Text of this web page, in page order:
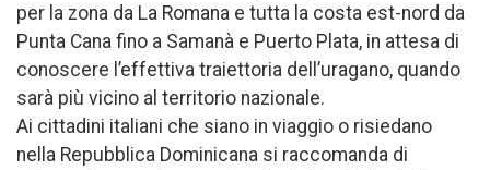
per la zona da La Romana e tutta la costa est-nord da
Punta Cana fino a Samanà e Puerto Plata, in attesa di
conoscere l’effettiva traiettoria dell’uragano, quando
sarà più vicino al territorio nazionale.
Ai cittadini italiani che siano in viaggio o risiedano
nella Repubblica Dominicana si raccomanda di